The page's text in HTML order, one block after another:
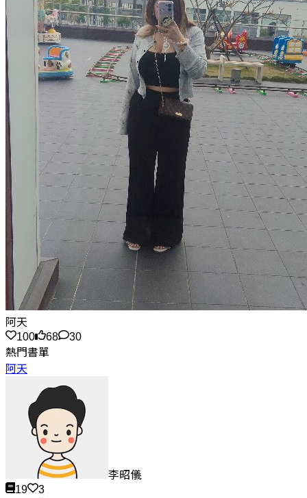
阿天
100
68
30
熱門書單
阿天
李昭儀
19
3